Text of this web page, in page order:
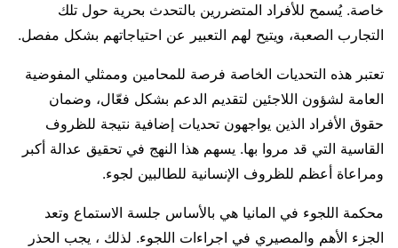
خاصة. يُسمح للأفراد المتضررين بالتحدث بحرية حول تلك
التجارب الصعبة، ويتيح لهم التعبير عن احتياجاتهم بشكل مفصل.
تعتبر هذه التحديات الخاصة فرصة للمحامين وممثلي المفوضية
العامة لشؤون اللاجئين لتقديم الدعم بشكل فعّال، وضمان
حقوق الأفراد الذين يواجهون تحديات إضافية نتيجة للظروف
القاسية التي قد مروا بها. يسهم هذا النهج في تحقيق عدالة أكبر
ومراعاة أعظم للظروف الإنسانية للطالبين لجوء.
محكمة اللجوء في المانيا هي بالأساس جلسة الاستماع وتعد
الجزء الأهم والمصيري في اجراءات اللجوء. لذلك ، يجب الحذر